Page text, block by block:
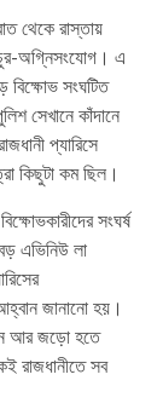
থেকে রাস্তায়
অগ্নিসংযোগ। এ
বিক্ষোভ সংঘটিত
সেখানে কাঁদানে
প্যারিসে
কিছুটা কম ছিল।
সংঘর্ষ
এভিনিউ লা
জানানো হয়।
আর জড়ো হতে
রাজধানীতে সব